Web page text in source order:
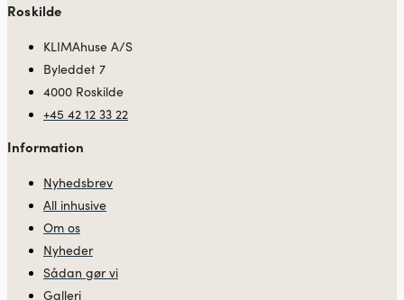
Roskilde
KLIMAhuse A/S
Byleddet 7
4000 Roskilde
+45 42 12 33 22
Information
Nyhedsbrev
All inhusive
Om os
Nyheder
Sådan gør vi
Galleri